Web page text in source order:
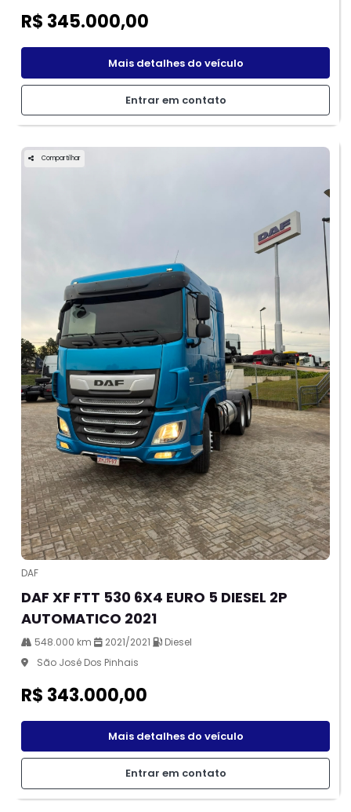
R$ 345.000,00
Mais detalhes do veículo
Entrar em contato
Compartilhar
DAF
DAF XF FTT 530 6X4 EURO 5 DIESEL 2P
AUTOMATICO 2021
548.000 km 2021/2021
Diesel
São José Dos Pinhais
R$ 343.000,00
Mais detalhes do veículo
Entrar em contato